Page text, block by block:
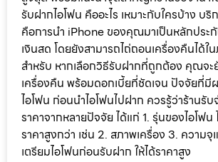
รับฝากไอโฟน คืออะไร เหมาะกับใครบ้าง บริ
คือการนำ iPhone ของคุณมาเป็นหลักประ
เงินสด โดยยังสามารถไถ่ถอนเครื่องคืนได้ใ
สำหรับ หากเลือกวิธีรับฝากที่ถูกต้อง คุณจะ
เครื่องคืน พร้อมดอกเบี้ยที่ชัดเจน ปัจจัยที่มี
ไอโฟน ก่อนนำไอโฟนไปฝาก ควรรู้ว่าร้านรับ
ราคาจากหลายปัจจัย ได้แก่ 1. รุ่นของไอโฟน
ราคาสูงกว่า เช่น 2. สภาพเครื่อง 3. ความ
เตรียมไอโฟนก่อนรับฝาก ให้ได้ราคาสูง